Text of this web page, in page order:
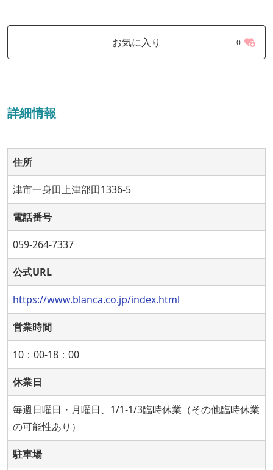
お気に入り 0
詳細情報
住所
津市一身田上津部田1336-5
電話番号
059-264-7337
公式URL
https://www.blanca.co.jp/index.html
営業時間
10：00-18：00
休業日
毎週日曜日・月曜日、1/1-1/3臨時休業（その他臨時休業
の可能性あり）
駐車場